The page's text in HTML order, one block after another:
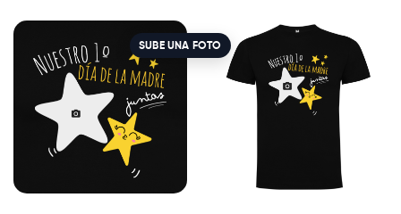
SUBE UNA FOTO